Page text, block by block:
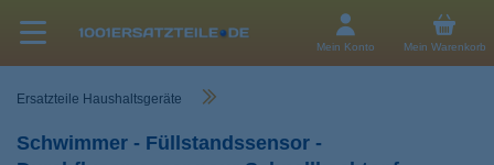
Mein Konto Mein Warenkorb
Ersatzteile Haushaltsgeräte
Schwimmer - Füllstandssensor -